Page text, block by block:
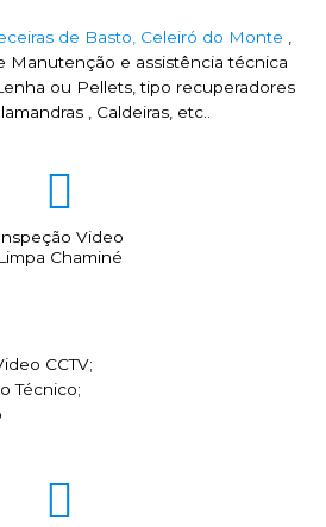
de Basto, Celeiró do Monte ,
Manutenção e assistência técnica
ou Pellets, tipo recuperadores
, Caldeiras, etc..
Video
Limpa Chaminé
CCTV;
Técnico;